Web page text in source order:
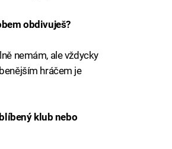
obdivuješ?
nemám, ale vždycky
hráčem je
klub nebo